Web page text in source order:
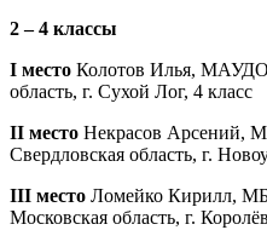
​2 – 4 классы
I место Колотов Илья, МАУДО
область, г. Сухой Лог, 4 класс
II место Некрасов Арсений,
Свердловская область, г.
III место Ломейко Кирилл,
Московская область, г.